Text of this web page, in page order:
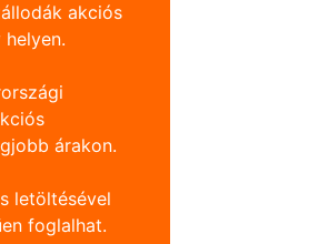
akciós
árakon.
letöltésével
foglalhat.